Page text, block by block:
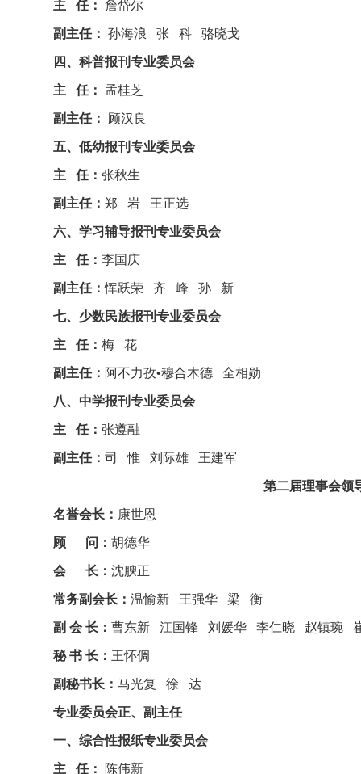
主 任： 詹岱尔
副主任： 孙海浪 张 科 骆晓戈
四、科普报刊专业委员会
主 任： 孟桂芝
副主任： 顾汉良
五、低幼报刊专业委员会
主 任：张秋生
副主任：郑 岩 王正选
六、学习辅导报刊专业委员会
主 任：李国庆
副主任：恽跃荣 齐 峰 孙 新
七、少数民族报刊专业委员会
主 任：梅 花
副主任： 阿不力孜•穆合木德 全相勋
八、中学报刊专业委员会
主 任：张遵融
副主任：司 惟 刘际雄 王建军
第二届理事会
名誉会长： 康世恩
顾 问：胡德华
会 长：沈腴正
常务副会长：温愉新 王强华 梁 衡
副 会 长：曹东新 江国锋 刘媛华 李仁晓 赵镇琬
秘 书 长： 王怀倜
副秘书长：马光复 徐 达
专业委员会正、副主任
一、综合性报纸专业委员会
主 任： 陈伟新